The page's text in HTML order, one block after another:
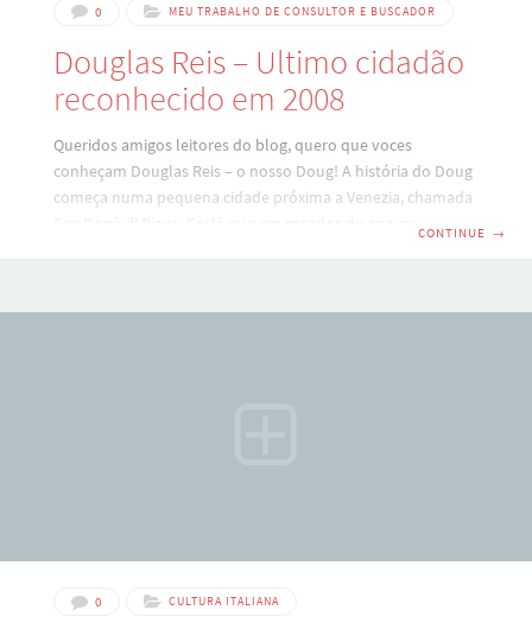
0 MEU TRABALHO DE CONSULTOR E BUSCADOR
Douglas Reis – Ultimo cidadão
reconhecido em 2008
Queridos amigos leitores do blog, quero que voces
conheçam Douglas Reis – o nosso Doug! A história do Doug
começa numa pequena cidade próxima a Venezia, chamada
CONTINUE →
0 CULTURA ITALIANA